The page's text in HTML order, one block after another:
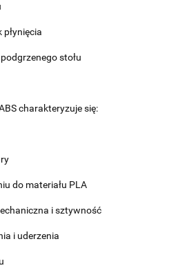
stołu
charakteryzuje się:
do materiału PLA
i sztywność
i uderzenia